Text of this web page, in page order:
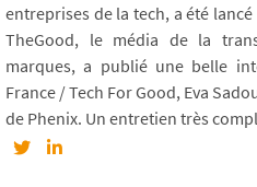
entreprises de la tech, a été
TheGood, le média de la
marques, a publié une belle
France / Tech For Good, Eva
de Phenix. Un entretien très